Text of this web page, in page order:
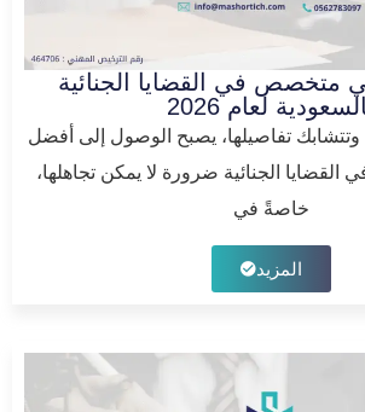
متخصص في القضايا الجنائية
لعام 2026
وتتشابك تفاصيلها، يصبح الوصول إلى أفضل
الجنائية ضرورة لا يمكن تجاهلها،
خاصةً في
المزيد